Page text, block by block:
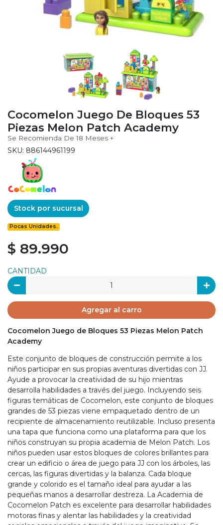
Cocomelon Juego De Bloques 53
Piezas Melon Patch Academy
Se Recomienda De 18 Meses +
SKU: 886144961199
Stock por sucursal
Pocas Unidades.
$ 89.990
CANTIDAD
Agregar al carro
Cocomelon Juego de Bloques 53 Piezas Melon Patch
Academy
Este conjunto de bloques de construcción permite a los
niños participar en sus propias aventuras divertidas con JJ.
Ayude a provocar la creatividad de su hijo mientras
desarrolla habilidades a través del juego. Incluyendo seis
figuras temáticas de Cocomelon, este conjunto de bloques
grandes de 53 piezas viene empaquetado dentro de un
recipiente de almacenamiento reutilizable. Incluso presenta
una tapa que funciona como una plataforma para que los
niños construyan su propia academia de Melon Patch. Los
niños pueden usar estos bloques de colores brillantes para
crear un edificio o área de juego para JJ con los árboles, las
cercas, las figuras divertidas y la balanza. Cada bloque
grande y colorido es el tamaño ideal para ayudar a las
pequeñas manos a desarrollar destreza. La Academia de
Cocomelon Patch es excelente para desarrollar habilidades
motoras finas y alentar las habilidades y la creatividad